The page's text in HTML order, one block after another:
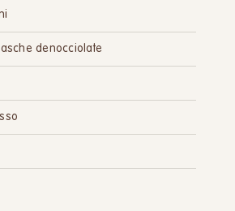
denocciolate